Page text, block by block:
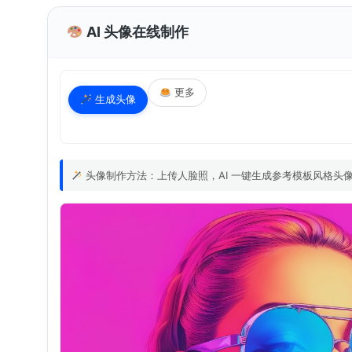
AI 头像在线制作
生成头像
更多
头像制作方法：上传人脸照，AI 一键生成参考模板风格头